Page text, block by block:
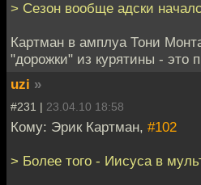
> Сезон вообще адски
Картман в амплуа Тони
"дорожки" из курятины - это
uzi »
#231 | 23.04.10 18:58
Кому: Эрик Картман, #102
> Более того - Иисуса в